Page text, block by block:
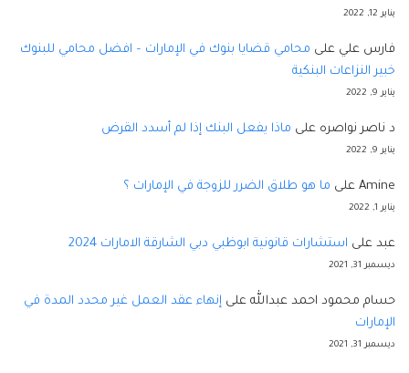
يناير 12, 2022
فارس علي على محامي قضايا بنوك في الإمارات – افضل محامي للبنوك
خبير النزاعات البنكية
يناير 9, 2022
د ناصر نواصره على ماذا يفعل البنك إذا لم أسدد القرض
يناير 9, 2022
Amine على ما هو طلاق الضرر للزوجة في الإمارات ؟
يناير 1, 2022
عبد على استشارات قانونية ابوظبي دبي الشارقة الامارات 2024
ديسمبر 31, 2021
حسام محمود احمد عبدالله على إنهاء عقد العمل غير محدد المدة في
الإمارات
ديسمبر 31, 2021